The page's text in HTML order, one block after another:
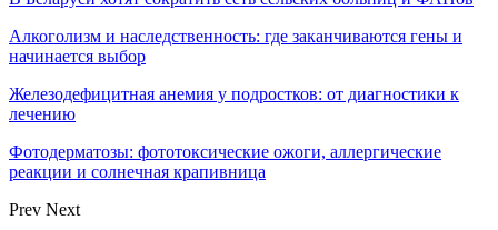
Алкоголизм и наследственность: где заканчиваются гены и
начинается выбор
Железодефицитная анемия у подростков: от диагностики к
лечению
Фотодерматозы: фототоксические ожоги, аллергические
реакции и солнечная крапивница
Prev Next